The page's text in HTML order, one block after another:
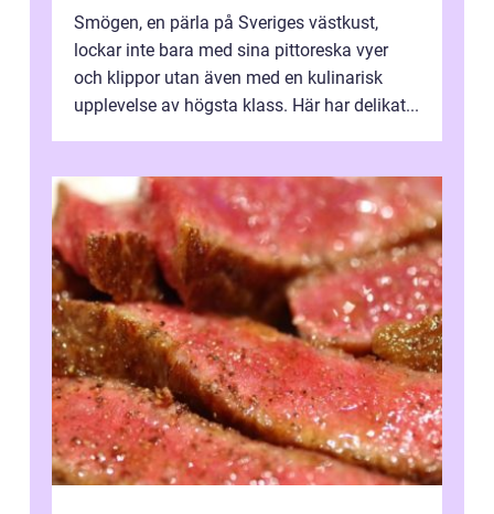
Smögen, en pärla på Sveriges västkust,
lockar inte bara med sina pittoreska vyer
och klippor utan även med en kulinarisk
upplevelse av högsta klass. Här har delikat...